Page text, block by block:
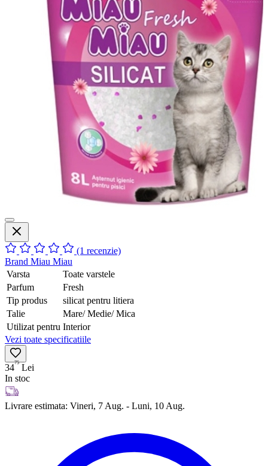
(1 recenzie)
Brand Miau Miau
Varsta
Toate varstele
Parfum
Fresh
Tip produs
silicat pentru litiera
Talie
Mare/ Medie/ Mica
Utilizat pentru Interior
Vezi toate specificatiile
3475 Lei
In stoc
Livrare estimata: Vineri, 7 Aug. - Luni, 10 Aug.